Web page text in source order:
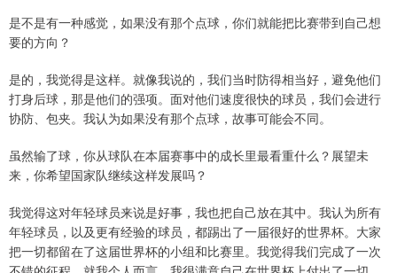
是不是有一种感觉，如果没有那个点球，你们就能把比赛带到自己想
要的方向？
是的，我觉得是这样。就像我说的，我们当时防得相当好，避免他们
打身后球，那是他们的强项。面对他们速度很快的球员，我们会进行
协防、包夹。我认为如果没有那个点球，故事可能会不同。
虽然输了球，你从球队在本届赛事中的成长里最看重什么？展望未
来，你希望国家队继续这样发展吗？
我觉得这对年轻球员来说是好事，我也把自己放在其中。我认为所有
年轻球员，以及更有经验的球员，都踢出了一届很好的世界杯。大家
把一切都留在了这届世界杯的小组和比赛里。我觉得我们完成了一次